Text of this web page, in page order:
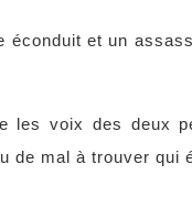
éconduit et un
les voix des deux
de mal à trouver